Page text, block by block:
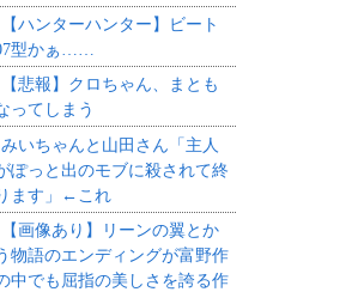
【ハンターハンター】ビート
型かぁ……
【悲報】クロちゃん、まとも
ってしまう
みいちゃんと山田さん「主人
ぽっと出のモブに殺されて終
ます」←これ
【画像あり】リーンの翼とか
物語のエンディングが富野作
中でも屈指の美しさを誇る作